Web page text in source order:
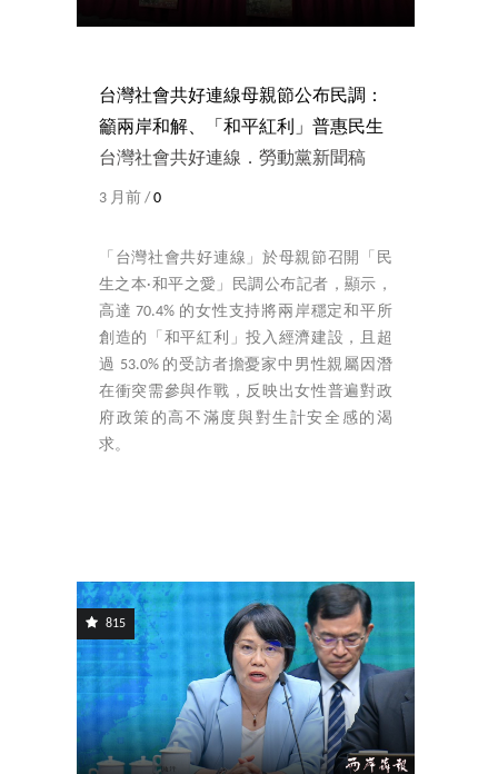
台灣社會共好連線母親節公布民調：
籲兩岸和解、「和平紅利」普惠民生
台灣社會共好連線．勞動黨新聞稿
3 月前 / 0
「台灣社會共好連線」於母親節召開「民
生之本·和平之愛」民調公布記者，顯示，
高達 70.4% 的女性支持將兩岸穩定和平所
創造的「和平紅利」投入經濟建設，且超
過 53.0% 的受訪者擔憂家中男性親屬因潛
在衝突需參與作戰，反映出女性普遍對政
府政策的高不滿度與對生計安全感的渴
求。
815